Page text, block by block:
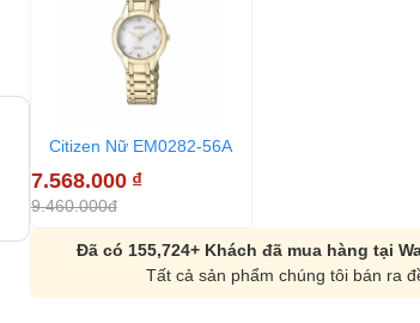
Citizen Nữ EM0282-56A
7.568.000 ₫
9.460.000đ
Đã có 155,724+ Khách đã mua hàng tại
Tất cả sản phẩm chúng tôi bán ra